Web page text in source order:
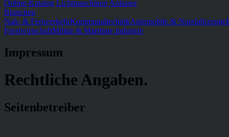
Online-Katalog Lichtmaschinen Anlasser
Branchen
Nah- & FernverkehrKommunaltechnikAutomobile & Nutzfahrzeuge
ForstwirtschaftMilitär & Maritime Industrie
Impressum
Rechtliche Angaben.
Seitenbetreiber